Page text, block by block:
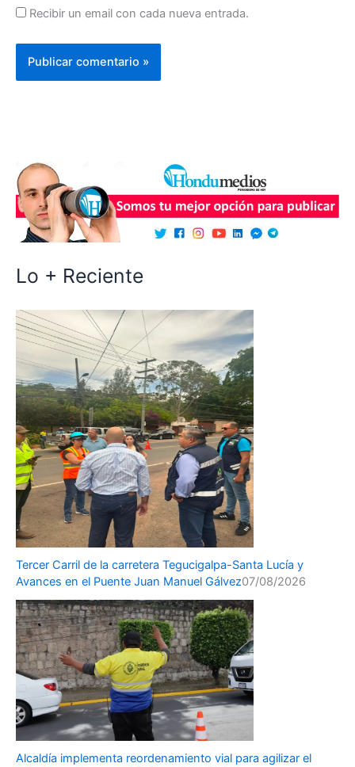
Recibir un email con cada nueva entrada.
Lo + Reciente
Tercer Carril de la carretera Tegucigalpa-Santa Lucía y
Avances en el Puente Juan Manuel Gálvez07/08/2026
Alcaldía implementa reordenamiento vial para agilizar el